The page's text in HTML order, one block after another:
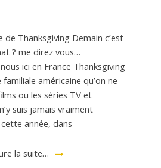
Thanksgiving Demain c’est
? me direz vous…
ici en France Thanksgiving
américaine qu’on ne
ou les séries TV et
suis jamais vraiment
année, dans
la suite…